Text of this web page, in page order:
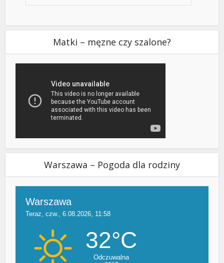
Matki – męzne czy szalone?
Warszawa – Pogoda dla rodziny